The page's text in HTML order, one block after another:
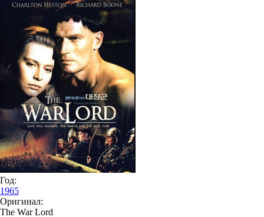
Год:
1965
Оригинал:
The War Lord